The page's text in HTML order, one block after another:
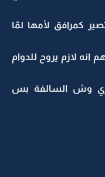
كمرافق لأمها لمّا
انه لازم يروح للدوام
وش السالفة بس